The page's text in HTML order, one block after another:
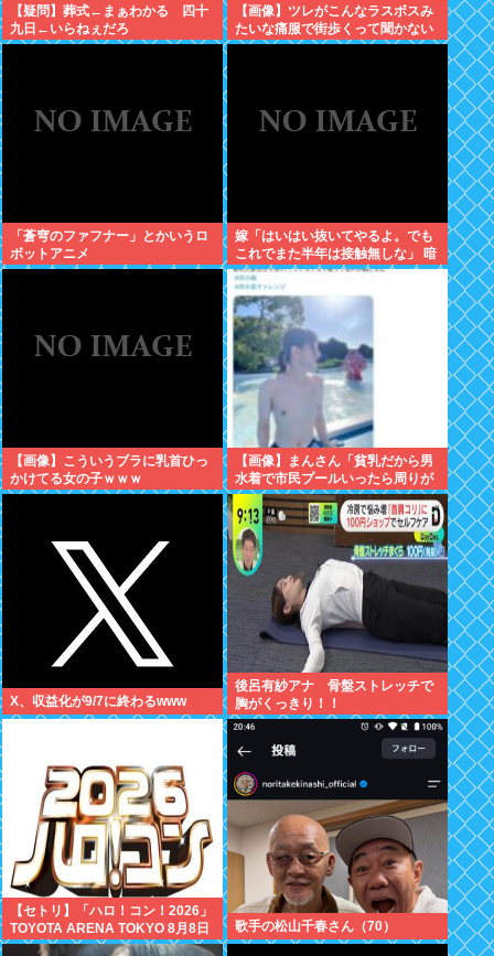
【疑問】葬式←まぁわかる 四十
九日←いらねぇだろ
【画像】ツレがこんなラスボスみ
たいな痛服で街歩くって聞かない
んやが、ガチで勘弁して欲しい
「蒼穹のファフナー」とかいうロ
ボットアニメ
嫁「はいはい抜いてやるよ。でも
これでまた半年は接触無しな」 暗
黙のこれツラ過ぎるだろ
【画像】こういうブラに乳首ひっ
かけてる女の子ｗｗｗ
【画像】まんさん「貧乳だから男
水着で市民プールいったら周りが
コソコソしだしてやばいwww」5
万いいね
X、収益化が9/7に終わるwww
後呂有紗アナ 骨盤ストレッチで
胸がくっきり！！
【セトリ】「ハロ！コン！2026」
TOYOTA ARENA TOKYO 8月8日
昼・夜公演セットリス
歌手の松山千春さん（70）